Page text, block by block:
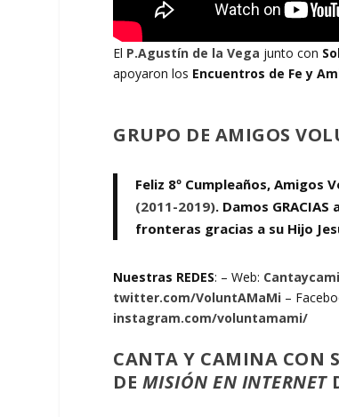
El P.Agustín de la Vega junto con
apoyaron los Encuentros de Fe y
GRUPO DE AMIGOS
Feliz 8º Cumpleaños, Amigos
(2011-2019). Damos
fronteras gracias a su Hijo
Nuestras REDES: – Web:
twitter.com/VoluntAMaMi –
instagram.com/voluntamami/
CANTA Y CAMINA CON
DE MISIÓN EN INTERNET